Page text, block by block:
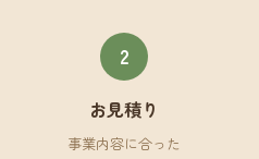
2
お見積り
事業内容に合った